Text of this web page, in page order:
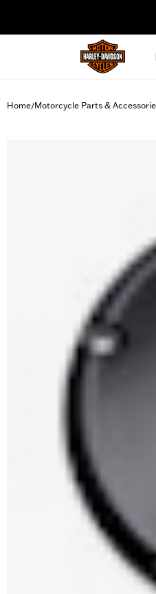
Home/Motorcycle Parts &